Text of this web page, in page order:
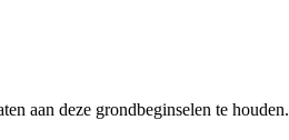
aan deze grondbeginselen te houden.